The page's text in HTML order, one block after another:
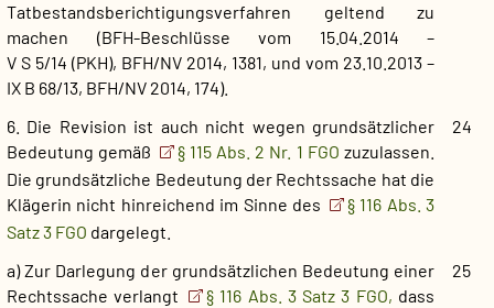
Tatbestandsberichtigungsverfahren geltend zu
machen (BFH-Beschlüsse vom 15.04.2014 –
V S 5/14 (PKH), BFH/NV 2014, 1381, und vom 23.10.2013 –
IX B 68/13, BFH/NV 2014, 174).
24
6. Die Revision ist auch nicht wegen grundsätzlicher
Bedeutung gemäß
§ 115 Abs. 2 Nr. 1 FGOzuzulassen.
Die grundsätzliche Bedeutung der Rechtssache hat die
Klägerin nicht hinreichend im Sinne des
§ 116 Abs. 3
Satz 3 FGO dargelegt.
25
a) Zur Darlegung der grundsätzlichen Bedeutung einer
Rechtssache verlangt
§ 116 Abs. 3 Satz 3 FGO, dass